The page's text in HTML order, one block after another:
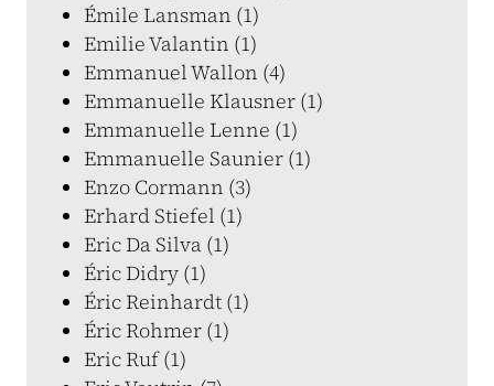
Émile Lansman (1)
Emilie Valantin (1)
Emmanuel Wallon (4)
Emmanuelle Klausner (1)
Emmanuelle Lenne (1)
Emmanuelle Saunier (1)
Enzo Cormann (3)
Erhard Stiefel (1)
Eric Da Silva (1)
Éric Didry (1)
Éric Reinhardt (1)
Éric Rohmer (1)
Eric Ruf (1)